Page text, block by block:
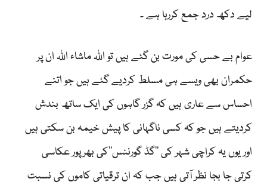
لیے دکھ درد جمع کررہا ہے ۔
عوام بے حسی کی مورت بن گئے ہیں تو اللہ ماشاء اللہ ان پر
حکمران بھی ویسے ہی مسلط کردیے گئے ہیں جو اتنے
احساس سے عاری ہیں کہ گزر گاہوں کی ایک ساتھ بندش
کردیتے ہیں جو کہ کسی ناگہانی کا پیش خیمہ بن سکتی ہیں
اور یوں یہ کراچی شہر کی ’’گڈ گورننس‘‘کی بھرپور عکاسی
کرتی جا بجا نظر آتی ہیں جب کہ ان ترقیاتی کاموں کی نسبت